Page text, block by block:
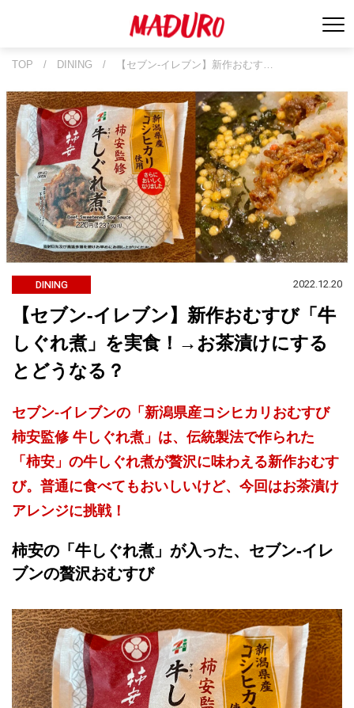
TOP / DINING / 【セブン-イレブン】新作おむす…
DINING 2022.12.20
【セブン-イレブン】新作おむすび「牛
しぐれ煮」を実食！→お茶漬けにする
とどうなる？
セブン-イレブンの「新潟県産コシヒカリおむすび
柿安監修 牛しぐれ煮」は、伝統製法で作られた
「柿安」の牛しぐれ煮が贅沢に味わえる新作おむす
び。普通に食べてもおいしいけど、今回はお茶漬け
アレンジに挑戦！
柿安の「牛しぐれ煮」が入った、セブン-イレ
ブンの贅沢おむすび